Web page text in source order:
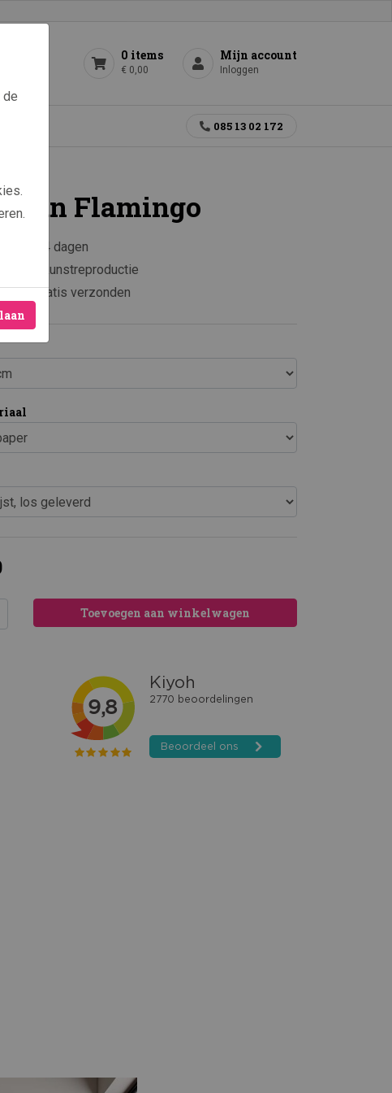
de
0 items
€ 0,00
Mijn account
Inloggen
085 13 02 172
Flamingo
14 dagen
kunstreproductie
gratis verzonden
Toevoegen aan winkelwagen